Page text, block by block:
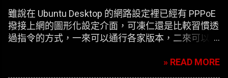
雖說在 Ubuntu Desktop 的網路設定裡已經有 PPPoE
撥接上網的圖形化設定介面，可凍仁還是比較習慣透
過指令的方式，一來可以通行各家版本，二來可以在
» READ MORE